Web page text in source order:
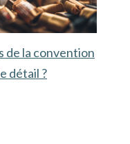
de la convention
détail ?